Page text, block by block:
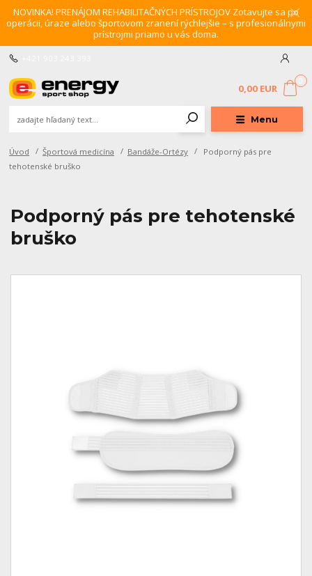
NOVINKA! PRENÁJOM REHABILITAČNÝCH PRÍSTROJOV Zotavujte sa po
operácii, úraze alebo športovom zranení rýchlejšie – s profesionálnymi
prístrojmi priamo u vás doma.
Menu
0,00 EUR
Úvod Športová medicína Bandáže-Ortézy
Podporný pás pre
tehotenské bruško
Podporný pás pre tehotenské
bruško